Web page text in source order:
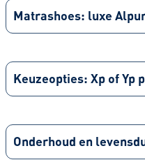
Matrashoes: luxe
Keuzeopties: Xp of Yp
Onderhoud en